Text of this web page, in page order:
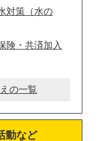
対策（水の
険・共済加入
の一覧
動など